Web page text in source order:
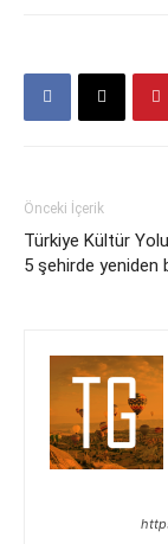
Önceki İçerik
Türkiye Kültür
5 şehirde yeniden